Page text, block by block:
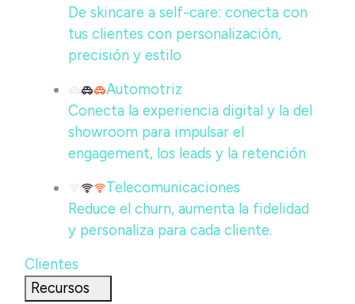
De skincare a self-care: conecta con
tus clientes con personalización,
precisión y estilo
Automotriz
Conecta la experiencia digital y la del
showroom para impulsar el
engagement, los leads y la retención
Telecomunicaciones
Reduce el churn, aumenta la fidelidad
y personaliza para cada cliente.
Clientes
Recursos